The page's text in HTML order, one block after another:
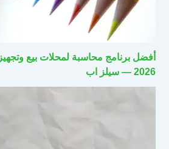
أفضل برنامج محاسبة لمحلات بيع
2026 — سيلز اب